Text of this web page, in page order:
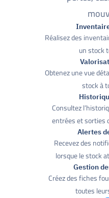
Réalisez des
un stock
Obtenez une vue
stock à
Consultez
entrées et sorties
Alertes
Recevez des
lorsque le stock
Gestion
Créez des fiches
toutes